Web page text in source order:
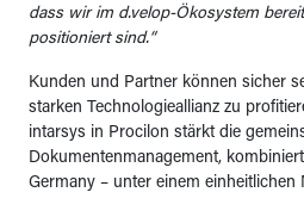
dass wir im d.velop-Ökosystem
positioniert sind.“
Kunden und Partner können sicher
starken Technologieallianz zu
intarsys in Procilon stärkt die
Dokumentenmanagement,
Germany – unter einem einheitlichen